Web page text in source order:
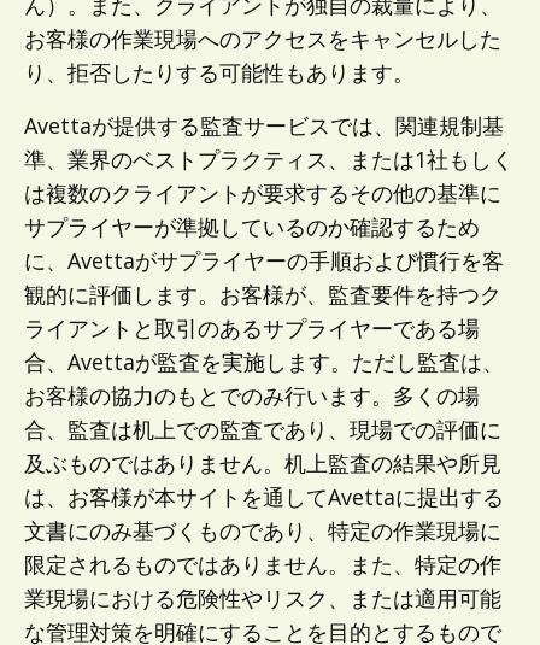
お客様の作業現場へのアクセスをキャンセルした
り、拒否したりする可能性もあります。
Avettaが提供する監査サービスでは、関連規制基
準、業界のベストプラクティス、または1社もしく
は複数のクライアントが要求するその他の基準に
サプライヤーが準拠しているのか確認するため
に、Avettaがサプライヤーの手順および慣行を客
観的に評価します。お客様が、監査要件を持つク
ライアントと取引のあるサプライヤーである場
合、Avettaが監査を実施します。ただし監査は、
お客様の協力のもとでのみ行います。多くの場
合、監査は机上での監査であり、現場での評価に
及ぶものではありません。机上監査の結果や所見
は、お客様が本サイトを通してAvettaに提出する
文書にのみ基づくものであり、特定の作業現場に
限定されるものではありません。また、特定の作
業現場における危険性やリスク、または適用可能
な管理対策を明確にすることを目的とするもので